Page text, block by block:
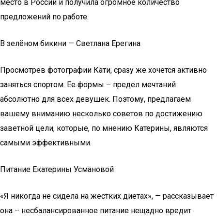
место в России и получила огромное количество
предложений по работе.
В зелёном бикини — Светлана Ерегина
Просмотрев фотографии Кати, сразу же хочется активно
заняться спортом. Ее формы – предел мечтаний
абсолютно для всех девушек. Поэтому, предлагаем
вашему вниманию несколько советов по достижению
заветной цели, которые, по мнению Катерины, являются
самыми эффективными.
Питание Екатерины Усмановой
«Я никогда не сидела на жестких диетах», — рассказывает
она – несбалансированное питание нещадно вредит